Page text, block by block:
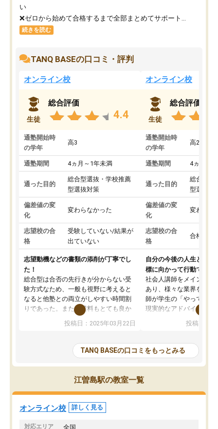
い
❌ゼロから始めて合格するまで全部まとめてサポート...
続きを読む
TANQ BASEの口コミ・評判
オンライン校
生徒
総合評価
4.4
通塾開始時
の学年
高3
通塾期間 4ヵ月～1年未満
通った目的
総合型選抜・学校推薦
型選抜対策
偏差値の変
化
変わらなかった
志望校の合
格
受験していない/結果が
出ていない
志望動機などの書類の添削が丁寧でし
た！
総合型は合否の先行きが分からない受
験方式なため、一般も視野に考えると
なると他塾との両立がしやすい時間割
りであった。また授業料もとても良か
総合型の多くの塾は大学生が見ること
大学生の目だけでなく、数人の大人に
も目を通して頂ける。そのため多くの
意見を聞くことができ、より良いもの
を推敲することが可能だ。
どの人も優しく、親身に接してくださ
るのでやる気も出て、良かったで
す！！
投稿日：2025年03月22日
オンライン校
生徒
総合評価
通塾開始時
の学年
高2
通塾期間 4ヵ月～1
通った目的
総合型選
型選抜対
偏差値の変
化
変わらな
志望校の合
格
合格した
自分の今後の人生と真剣
標に向かって行動できる
社会人講師をメインとし
あり、様々な業界を経験
師が学生の「やってみた
現実的なアドバイスを行
分野について学生知識
総合型選抜対策として志
接・小論文などの技術指
ション内容になっていま
を社会人として働いてい
投稿日：
TANQ BASEの口コミをもっとみる
江曽島駅の教室一覧
オンライン校 詳しく見る
対応エリア 全国